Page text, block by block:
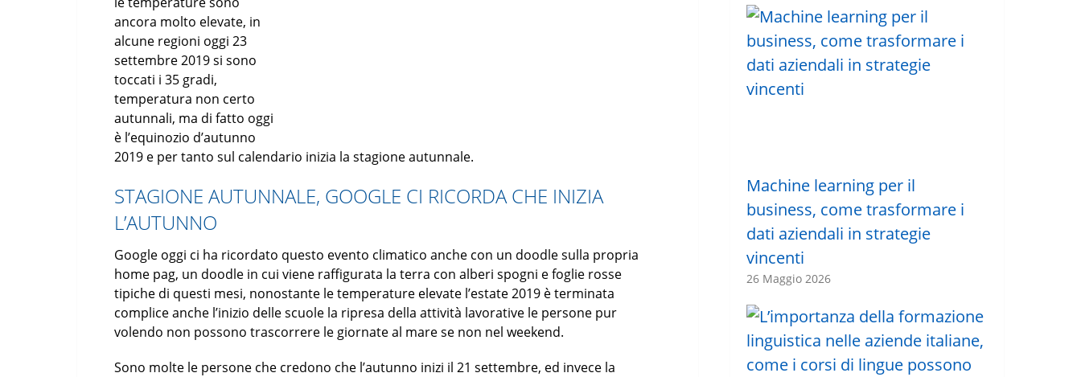
ancora molto elevate, in
alcune regioni oggi 23
settembre 2019 si sono
toccati i 35 gradi,
temperatura non certo
autunnali, ma di fatto oggi
è l’equinozio d’autunno
2019 e per tanto sul calendario inizia la stagione autunnale.
STAGIONE AUTUNNALE, GOOGLE CI RICORDA CHE INIZIA
L’AUTUNNO
Google oggi ci ha ricordato questo evento climatico anche con un doodle sulla propria
home pag, un doodle in cui viene raffigurata la terra con alberi spogni e foglie rosse
tipiche di questi mesi, nonostante le temperature elevate l’estate 2019 è terminata
complice anche l’inizio delle scuole la ripresa della attività lavorative le persone pur
volendo non possono trascorrere le giornate al mare se non nel weekend.
Sono molte le persone che credono che l’autunno inizi il 21 settembre, ed invece la
Machine learning per il
business, come trasformare i
dati aziendali in strategie
vincenti
26 Maggio 2026